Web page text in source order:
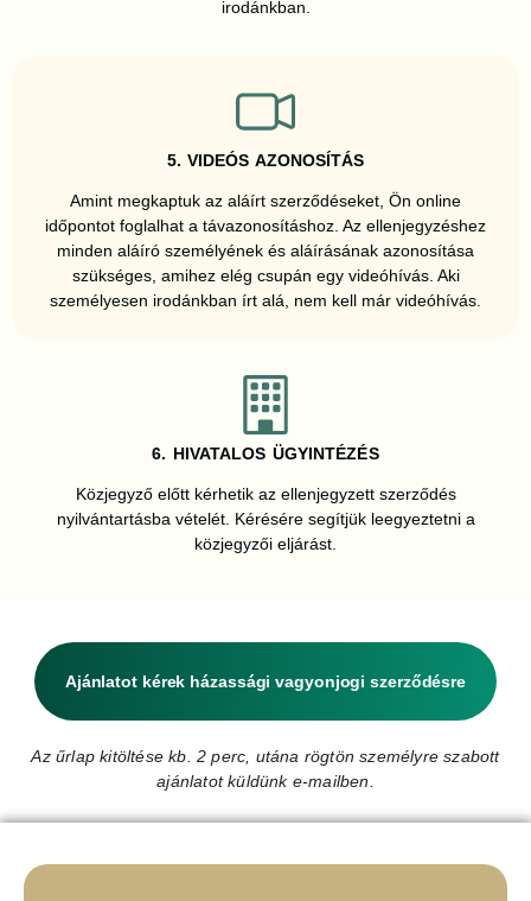
irodánkban.
5. VIDEÓS AZONOSÍTÁS
Amint megkaptuk az aláírt szerződéseket, Ön online
időpontot foglalhat a távazonosításhoz. Az ellenjegyzéshez
minden aláíró személyének és aláírásának azonosítása
szükséges, amihez elég csupán egy videóhívás. Aki
személyesen irodánkban írt alá, nem kell már videóhívás.
6. HIVATALOS ÜGYINTÉZÉS
Közjegyző előtt kérhetik az ellenjegyzett szerződés
nyilvántartásba vételét. Kérésére segítjük leegyeztetni a
közjegyzői eljárást.
Ajánlatot kérek házassági vagyonjogi szerződésre
Az űrlap kitöltése kb. 2 perc, utána rögtön személyre szabott
ajánlatot küldünk e-mailben.